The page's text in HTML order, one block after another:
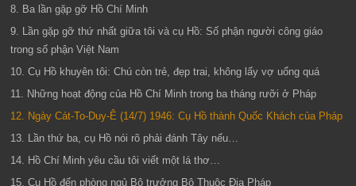
8. Ba lần gặp gỡ Hồ Chí Minh
9. Lần gặp gỡ thứ nhất giữa tôi và cụ Hồ: Số phận người công giáo
trong số phận Việt Nam
10. Cụ Hồ khuyên tôi: Chú còn trẻ, đẹp trai, không lấy vợ uổng quá
11. Những hoạt động của Hồ Chí Minh trong ba tháng rưỡi ở Pháp
12. Ngày Cát-To-Duy-Ê (14/7) 1946: Cụ Hồ thành Quốc Khách của Pháp
13. Lần thứ ba, cụ Hồ nói rõ phải đánh Tây nếu…
14. Hồ Chí Minh yêu cầu tôi viết một lá thơ…
15. Cụ Hồ đến phòng ngủ Bộ trưởng Bộ Thuộc Địa Pháp